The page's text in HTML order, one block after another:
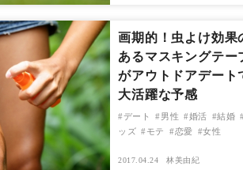
画期的！虫よけ効果
あるマスキングテー
がアウトドアデート
大活躍な予感
デート 男性 婚活
結婚
ッズ
モテ 恋愛 女性
2017.04.24 林美由紀